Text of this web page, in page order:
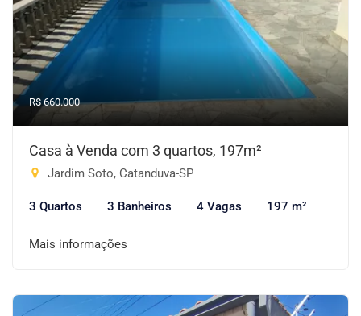
R$ 660.000
Casa à Venda com 3 quartos, 197m²
Jardim Soto, Catanduva-SP
3 Quartos 3 Banheiros 4 Vagas 197 m²
Mais informações